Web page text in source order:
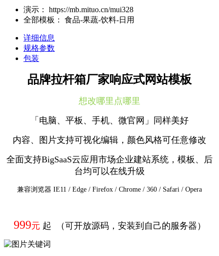
演示：
https://mb.mituo.cn/mui328
全部模板：
食品-果蔬-饮料-日用
详细信息
规格参数
包装
品牌拉杆箱厂家响应式网站模板
想改哪里点哪里
「电脑、平板、手机、微官网」同样美好
内容、图片支持可视化编辑，颜色风格可任意修改
全面支持BigSaaS云应用市场企业建站系统，模板、后
台均可以在线升级
兼容浏览器 IE11 / Edge / Firefox / Chrome / 360 / Safari / Opera
999元 起 （可开放源码，安装到自己的服务器）